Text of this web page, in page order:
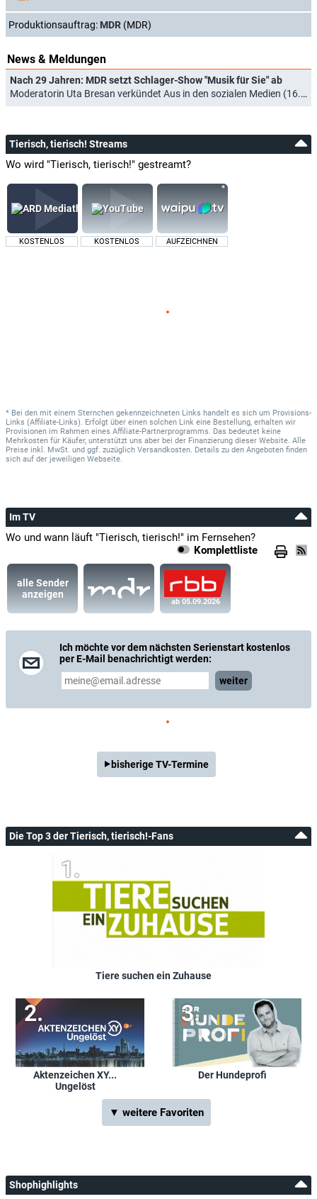
Produktionsauftrag: MDR (MDR)
News & Meldungen
Nach 29 Jahren: MDR setzt Schlager-Show "Musik für Sie" ab
Moderatorin Uta Bresan verkündet Aus in den sozialen Medien (16.11.2024)
Tierisch, tierisch! Streams
Wo wird "Tierisch, tierisch!" gestreamt?
KOSTENLOS KOSTENLOS AUFZEICHNEN
* Bei den mit einem Sternchen gekennzeichneten Links handelt es sich um Provisions-
Links (Affiliate-Links). Erfolgt über einen solchen Link eine Bestellung, erhalten wir
Provisionen im Rahmen eines Affiliate-Partnerprogramms. Das bedeutet keine
Mehrkosten für Käufer, unterstützt uns aber bei der Finanzierung dieser Website. Alle
Preise inkl. MwSt. und ggf. zuzüglich Versandkosten. Details zu den Angeboten finden
sich auf der jeweiligen Webseite.
Im TV
Wo und wann läuft "Tierisch, tierisch!" im Fernsehen?
Komplettliste
alle Sender
anzeigen
ab 05.09.2026
Ich möchte vor dem nächsten Serienstart kostenlos
per E-Mail benachrichtigt werden:
weiter
bisherige TV-Termine
Die Top 3 der Tierisch, tierisch!-Fans
Tiere suchen ein Zuhause
Aktenzeichen XY...
Ungelöst
Der Hundeprofi
▼ weitere Favoriten
Shophighlights